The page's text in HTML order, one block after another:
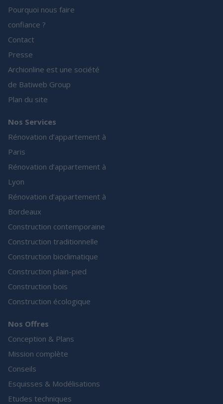
Pourquoi nous faire
confiance ?
Contact
Presse
Archionline est une société
de Batiweb Group
Plan du site
Nos Services
Rénovation d’appartement à
Paris
Rénovation d’appartement à
Lyon
Rénovation d’appartement à
Bordeaux
Construction contemporaine
Construction traditionnelle
Construction bioclimatique
Construction plain-pied
Construction bois
Construction écologique
Nos Offres
Conception & Plans
Mission complète
Conseils
Esquisses & Modélisations
Etudes techniques